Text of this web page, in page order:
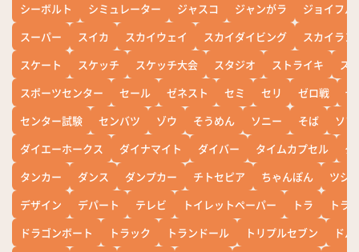
シーボルト
シミュレーター ジャスコ ジャンがラ
ジョイフル
スーパー
スイカ スカイウェイ スカイダイビング
スカイラン
スケート
スケッチ スケッチ大会 スタジオ ストライキ
ス
スポーツセンター
セール ゼネスト セミ セリ ゼロ戦
ぜ
センター試験
センバツ ゾウ そうめん ソニー そば
ソ
ダイエーホークス
ダイナマイト ダイバー タイムカプセル
タ
タンカー
ダンス ダンプカー チトセピア ちゃんぽん
ツシ
デザイン
デパート テレビ トイレットペーパー トラ
トラ
ドラゴンボート
トラック トランドール トリプルセブン
ド